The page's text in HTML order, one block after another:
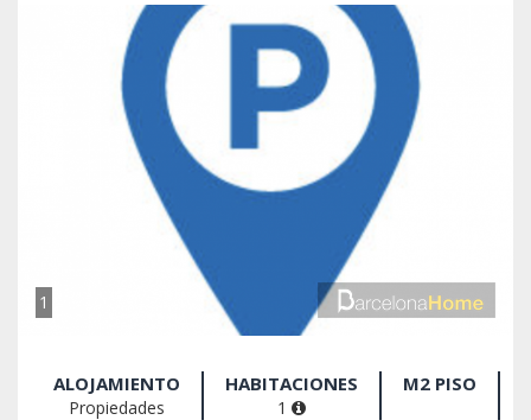
1
ALOJAMIENTO
Propiedades
HABITACIONES
1
M2 PISO